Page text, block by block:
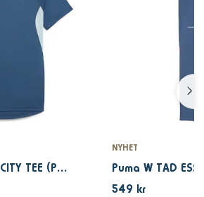
Puma M RUN VELOCITY TEE (POLY) Dark Indigo
NYHET
549 kr